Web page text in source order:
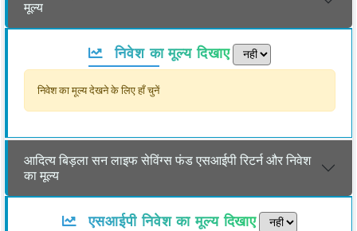
मूल्य
निवेश का मूल्य दिखाए
निवेश का मूल्य देखने के लिए हाँ चुनें
आदित्य बिड़ला सन लाइफ सेविंग्स फंड एसआईपी रिटर्न और निवेश
का मूल्य
एसआईपी निवेश का मूल्य दिखाए